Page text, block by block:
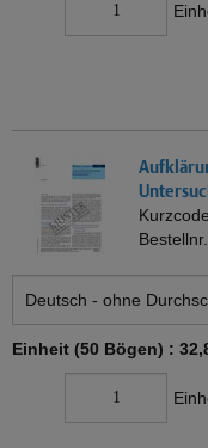
Einheit (50 Bögen) :